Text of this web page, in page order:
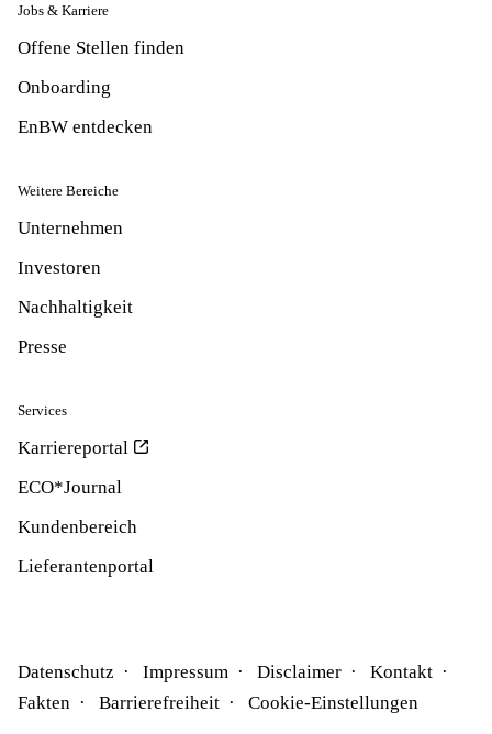
Jobs & Karriere
Offene Stellen finden
Onboarding
EnBW entdecken
Weitere Bereiche
Unternehmen
Investoren
Nachhaltigkeit
Presse
Services
Karriereportal
ECO*Journal
Kundenbereich
Lieferantenportal
Datenschutz Impressum Disclaimer
Kontakt
Fakten
Barrierefreiheit Cookie-Einstellungen